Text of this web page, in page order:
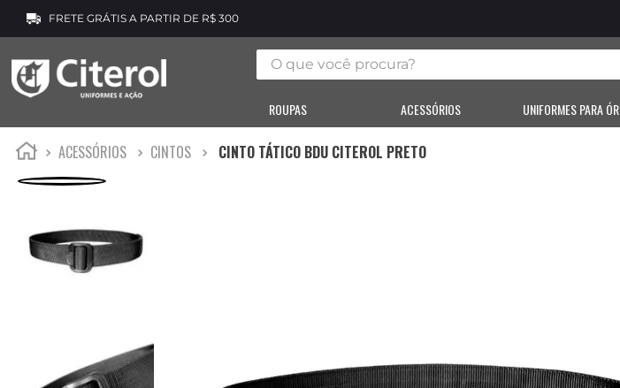
FRETE GRÁTIS A PARTIR DE R$ 300
O que você procura?
ROUPAS ACESSÓRIOS UNIFORMES PARA
ACESSÓRIOS CINTOS CINTO TÁTICO BDU CITEROL PRETO